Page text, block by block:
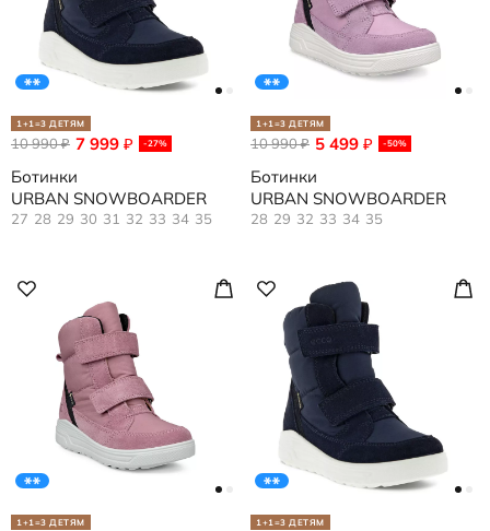
1+1=3 ДЕТЯМ
7 999 ₽ -27%
10 990₽
Ботинки
URBAN SNOWBOARDER
27 28 29 30 31 32 33 34 35
1+1=3 ДЕТЯМ
5 499 ₽ -50%
10 990₽
Ботинки
URBAN SNOWBOARDER
28 29 32 33 34 35
1+1=3 ДЕТЯМ 1+1=3 ДЕТЯМ